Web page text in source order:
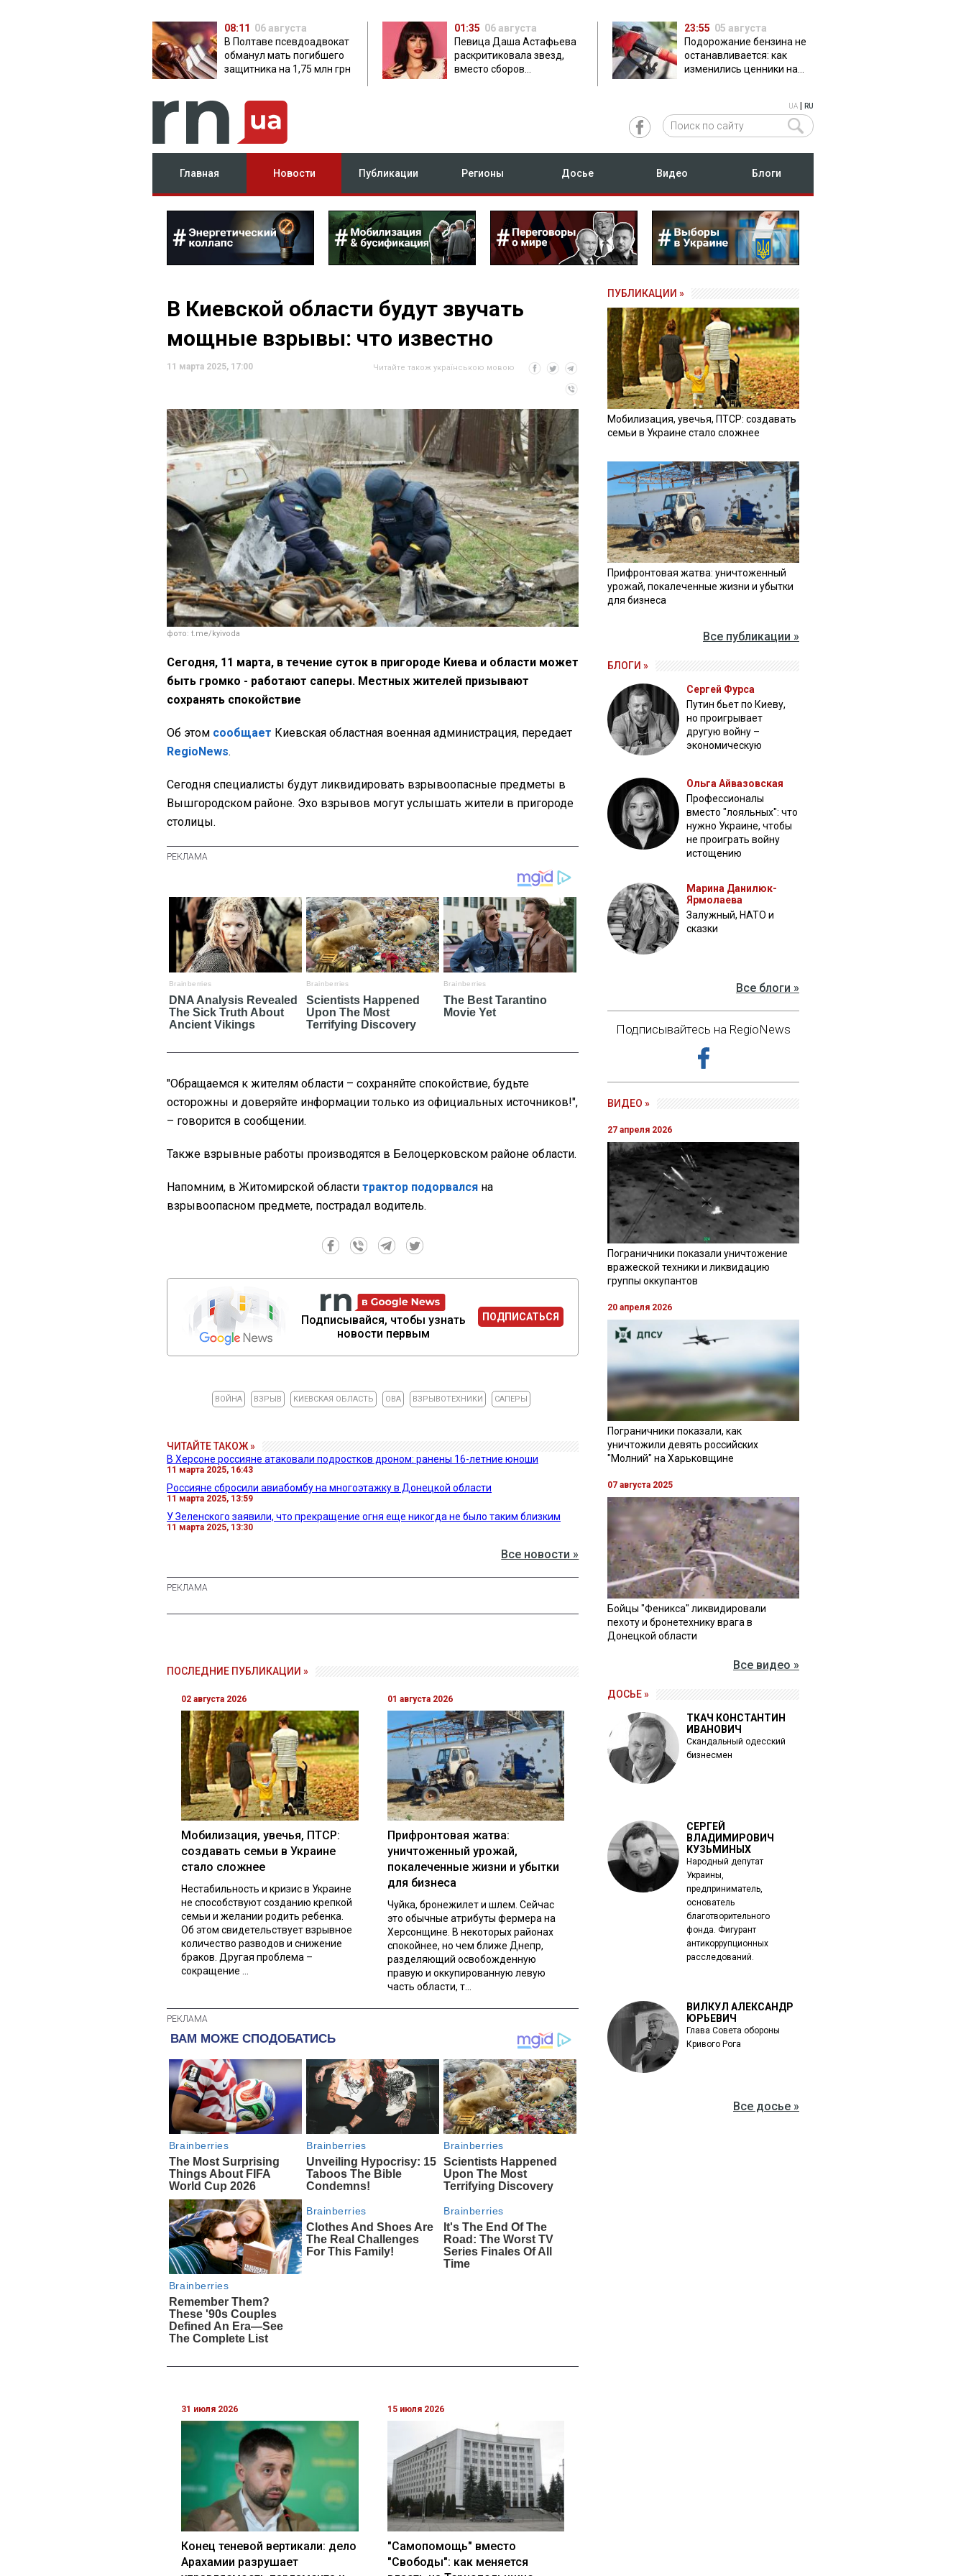
08:11 06 августа
В Полтаве псевдоадвокат
обманул мать погибшего
защитника на 1,75 млн грн
01:35 06 августа
Певица Даша Астафьева
раскритиковала звезд,
вместо сборов
23:55 05 августа
Подорожание бензина не
останавливается: как
изменились ценники на
UA RU
Главная Новости Публикации Регионы Досье Видео Блоги
В Киевской области будут звучать
мощные взрывы: что известно
11 марта 2025, 17:00 Читайте також українською мовою
фото: t.me/kyivoda
Сегодня, 11 марта, в течение суток в пригороде Киева и области может
быть громко - работают саперы. Местных жителей призывают
сохранять спокойствие
Об этом сообщает Киевская областная военная администрация, передает
RegioNews.
Сегодня специалисты будут ликвидировать взрывоопасные предметы в
Вышгородском районе. Эхо взрывов могут услышать жители в пригороде
столицы.
"Обращаемся к жителям области – сохраняйте спокойствие, будьте
осторожны и доверяйте информации только из официальных источников!",
– говорится в сообщении.
Также взрывные работы производятся в Белоцерковском районе области.
Напомним, в Житомирской области трактор подорвался на
взрывоопасном предмете, пострадал водитель.
Подписывайся, чтобы узнать
новости первым
ПОДПИСАТЬСЯ
ВОЙНА ВЗРЫВ КИЕВСКАЯ ОБЛАСТЬ ОВА ВЗРЫВОТЕХНИКИ САПЕРЫ
ЧИТАЙТЕ ТАКОЖ »
В Херсоне россияне атаковали подростков дроном: ранены 16-летние юноши
11 марта 2025, 16:43
Россияне сбросили авиабомбу на многоэтажку в Донецкой области
11 марта 2025, 13:59
У Зеленского заявили, что прекращение огня еще никогда не было таким близким
11 марта 2025, 13:30
Все новости »
ПОСЛЕДНИЕ ПУБЛИКАЦИИ »
02 августа 2026
Мобилизация, увечья, ПТСР:
создавать семьи в Украине
стало сложнее
Нестабильность и кризис в Украине
не способствуют созданию крепкой
семьи и желании родить ребенка.
Об этом свидетельствует взрывное
количество разводов и снижение
браков. Другая проблема –
сокращение ...
01 августа 2026
Прифронтовая жатва:
уничтоженный урожай,
покалеченные жизни и убытки
для бизнеса
Чуйка, бронежилет и шлем. Сейчас
это обычные атрибуты фермера на
Херсонщине. В некоторых районах
спокойнее, но чем ближе Днепр,
разделяющий освобожденную
правую и оккупированную левую
часть области, т...
31 июля 2026
Конец теневой вертикали: дело
Арахамии разрушает
15 июля 2026
"Самопомощь" вместо
"Свободы": как меняется
ПУБЛИКАЦИИ »
Мобилизация, увечья, ПТСР: создавать
семьи в Украине стало сложнее
Прифронтовая жатва: уничтоженный
урожай, покалеченные жизни и убытки
для бизнеса
Все публикации »
БЛОГИ »
Сергей Фурса
Путин бьет по Киеву,
но проигрывает
другую войну –
экономическую
Ольга Айвазовская
Профессионалы
вместо "лояльных": что
нужно Украине, чтобы
не проиграть войну
истощению
Марина Данилюк-
Ярмолаева
Залужный, НАТО и
сказки
Все блоги »
Подписывайтесь на RegioNews
ВИДЕО »
27 апреля 2026
Пограничники показали уничтожение
вражеской техники и ликвидацию
группы оккупантов
20 апреля 2026
Пограничники показали, как
уничтожили девять российских
"Молний" на Харьковщине
07 августа 2025
Бойцы "Феникса" ликвидировали
пехоту и бронетехнику врага в
Донецкой области
Все видео »
ДОСЬЕ »
ТКАЧ КОНСТАНТИН
ИВАНОВИЧ
Скандальный одесский
бизнесмен
СЕРГЕЙ
ВЛАДИМИРОВИЧ
КУЗЬМИНЫХ
Народный депутат
Украины,
предприниматель,
основатель
благотворительного
фонда. Фигурант
антикоррупционных
расследований.
ВИЛКУЛ АЛЕКСАНДР
ЮРЬЕВИЧ
Глава Совета обороны
Кривого Рога
Все досье »